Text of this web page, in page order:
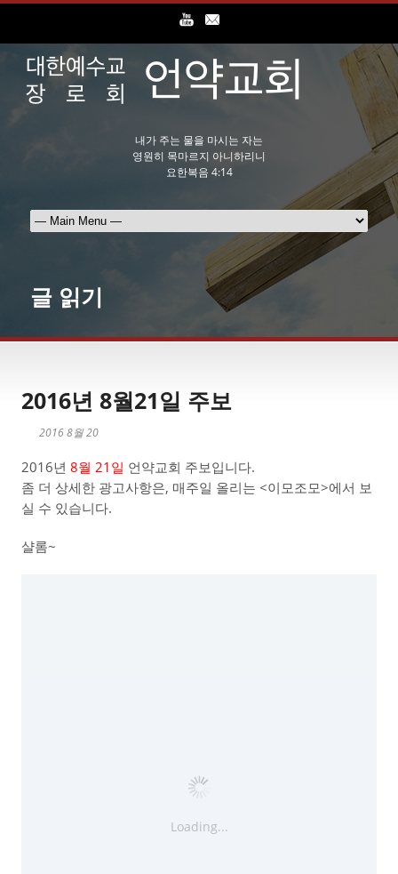
내가 주는 물을 마시는 자는
영원히 목마르지 아니하리니
요한복음 4:14
글 읽기
2016년 8월21일 주보
2016 8월 20
2016년 8월 21일 언약교회 주보입니다.
좀 더 상세한 광고사항은, 매주일 올리는 <이모조모>에서 보
실 수 있습니다.
샬롬~
Loading...